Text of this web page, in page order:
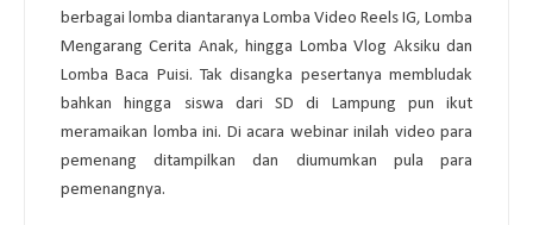
berbagai lomba diantaranya Lomba Video Reels IG, Lomba
Mengarang Cerita Anak, hingga Lomba Vlog Aksiku dan
Lomba Baca Puisi. Tak disangka pesertanya membludak
bahkan hingga siswa dari SD di Lampung pun ikut
meramaikan lomba ini. Di acara webinar inilah video para
pemenang ditampilkan dan diumumkan pula para
pemenangnya.